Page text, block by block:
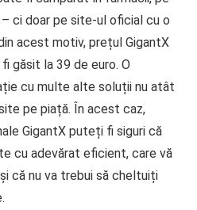
ci doar pe site-ul oficial cu o
acest motiv, prețul GigantX
găsit la 39 de euro. O
cu multe alte soluții nu atât
pe piață. În acest caz,
GigantX puteți fi siguri că
cu adevărat eficient, care vă
că nu va trebui să cheltuiți